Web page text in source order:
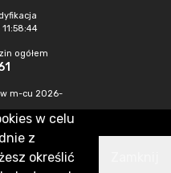
ogółem
m-cu 2026-
w celu
z
określić